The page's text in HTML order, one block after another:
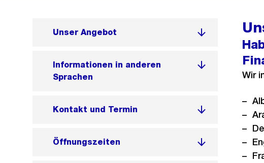
Unser Angebot
Informationen in anderen
Sprachen
Kontakt und Termin
Öffnungszeiten
Wir